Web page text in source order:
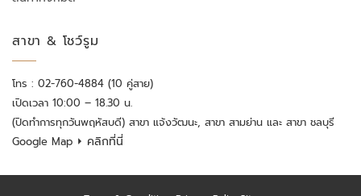
สาขา & โชว์รูม
โทร : 02-760-4884 (10 คู่สาย)
เปิดเวลา 10:00 – 18.30 น.
(ปิดทำการทุกวันพฤหัสบดี) สาขา แจ้งวัฒนะ, สาขา สามย่าน และ สาขา ชลบุรี
Google Map ⏵ คลิกที่นี่